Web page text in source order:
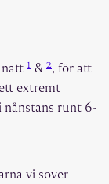
1 & 2, för att
extremt
nånstans runt 6-
vi sover